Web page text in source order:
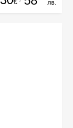
лв.